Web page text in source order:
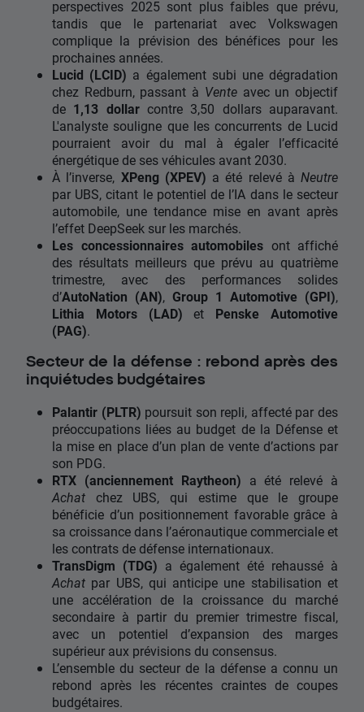
perspectives 2025 sont plus faibles que prévu,
tandis que le partenariat avec Volkswagen
complique la prévision des bénéfices pour les
prochaines années.
Lucid (LCID) a également subi une dégradation
chez Redburn, passant à Venteavec un objectif
de 1,13 dollarcontre 3,50 dollars auparavant.
L'analyste souligne que les concurrents de Lucid
pourraient avoir du mal à égaler l’efficacité
énergétique de ses véhicules avant 2030.
À l’inverse, XPeng (XPEV) a été relevé à Neutre
par UBS, citant le potentiel de l’IA dans le secteur
automobile, une tendance mise en avant après
l’effet DeepSeek sur les marchés.
Les concessionnaires automobiles ont affiché
des résultats meilleurs que prévu au quatrième
trimestre, avec des performances solides
d’AutoNation (AN), Group 1 Automotive (GPI),
Lithia Motors (LAD) et Penske Automotive
(PAG).
Secteur de la défense : rebond après des
inquiétudes budgétaires
Palantir (PLTR) poursuit son repli, affecté par des
préoccupations liées au budget de la Défense et
la mise en place d’un plan de vente d’actions par
son PDG.
RTX (anciennement Raytheon) a été relevé à
Achat chez UBS, qui estime que le groupe
bénéficie d’un positionnement favorable grâce à
sa croissance dans l’aéronautique commerciale et
les contrats de défense internationaux.
TransDigm (TDG) a également été rehaussé à
Achat par UBS, qui anticipe une stabilisation et
une accélération de la croissance du marché
secondaire à partir du premier trimestre fiscal,
avec un potentiel d’expansion des marges
supérieur aux prévisions du consensus.
L’ensemble du secteur de la défense a connu un
rebond après les récentes craintes de coupes
budgétaires.